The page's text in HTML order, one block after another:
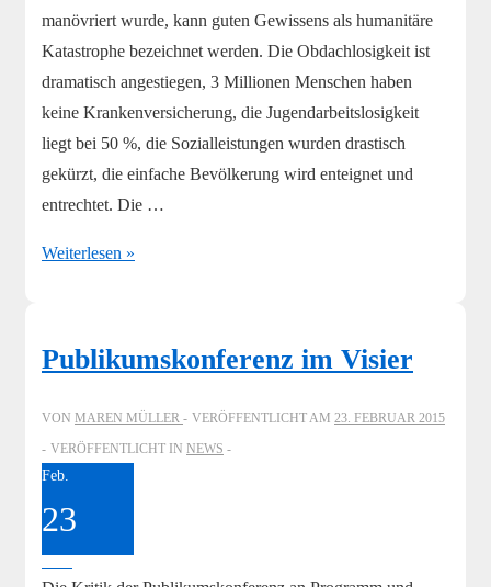
manövriert wurde, kann guten Gewissens als humanitäre
Katastrophe bezeichnet werden. Die Obdachlosigkeit ist
dramatisch angestiegen, 3 Millionen Menschen haben
keine Krankenversicherung, die Jugendarbeitslosigkeit
liegt bei 50 %, die Sozialleistungen wurden drastisch
gekürzt, die einfache Bevölkerung wird enteignet und
entrechtet. Die …
Projekt:
–
Weiterlesen »
Publikumskonferenz im Visier
VON MAREN MÜLLER VERÖFFENTLICHT AM 23. FEBRUAR 2015
VERÖFFENTLICHT IN NEWS
Feb.
23